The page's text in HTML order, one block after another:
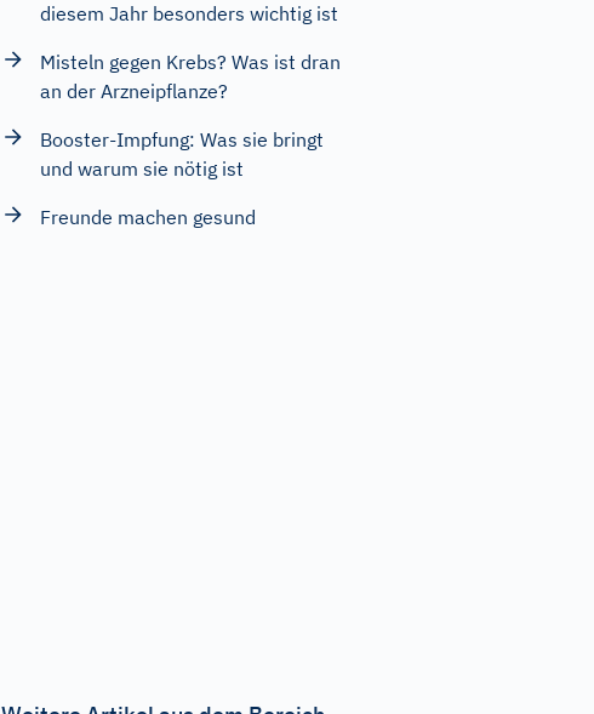
diesem Jahr besonders wichtig ist
Misteln gegen Krebs? Was ist dran
an der Arzneipflanze?
Booster-Impfung: Was sie bringt
und warum sie nötig ist
Freunde machen gesund